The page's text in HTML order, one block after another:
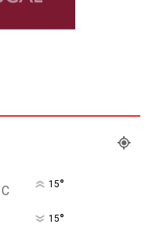
C 15°
15°